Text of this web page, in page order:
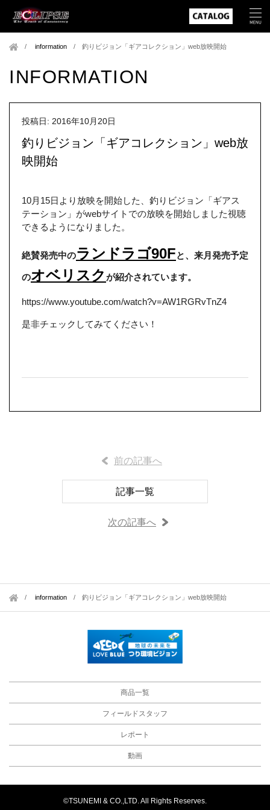
information /釣りビジョン「ギアコレクション」web放映開始
INFORMATION
投稿日: 2016年10月20日
釣りビジョン「ギアコレクション」web放
映開始
10月15日より放映を開始した、釣りビジョン「ギアス
テーション」がwebサイトでの放映を開始しました視聴
できるようになりました。
絶賛発売中のランドラゴ90Fと、来月発売予定
のオベリスク が紹介されています。
https://www.youtube.com/watch?v=AW1RGRvTnZ4
是非チェックしてみてください！
前の記事へ
記事一覧
次の記事へ
information /釣りビジョン「ギアコレクション」web放映開始
商品一覧
フィールドスタッフ
レポート
動画
©TSUNEMI & CO.,LTD. All Rights Reserves.